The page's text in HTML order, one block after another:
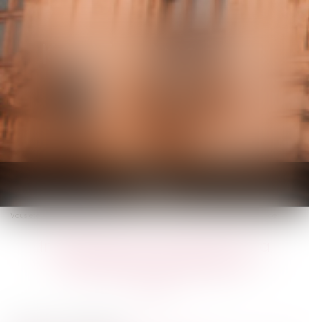
KALIFA Avocats
Ouvrir
le
menu
Vous êtes ici :Accueil Influence du Covid-19 sur la procédure de divorce